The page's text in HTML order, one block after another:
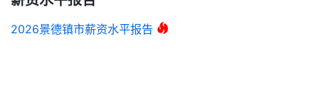
2026景德镇市薪资水平报告